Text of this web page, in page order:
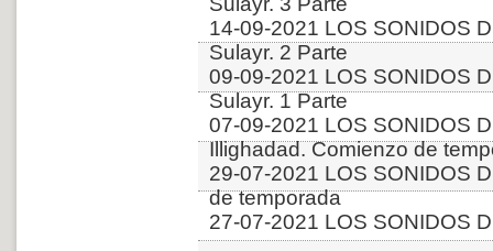
14-09-2021 LOS SONIDOS
Sulayr. 2 Parte
09-09-2021 LOS SONIDOS
Sulayr. 1 Parte
07-09-2021 LOS SONIDOS
Illighadad. Comienzo de
29-07-2021 LOS SONIDOS
de temporada
27-07-2021 LOS SONIDOS